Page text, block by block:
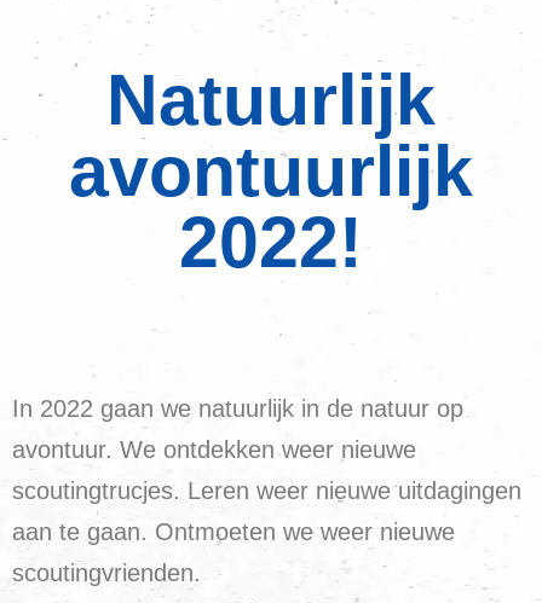
Natuurlijk
avontuurlijk
2022!
In 2022 gaan we natuurlijk in de natuur op
avontuur. We ontdekken weer nieuwe
scoutingtrucjes. Leren weer nieuwe uitdagingen
aan te gaan. Ontmoeten we weer nieuwe
scoutingvrienden.